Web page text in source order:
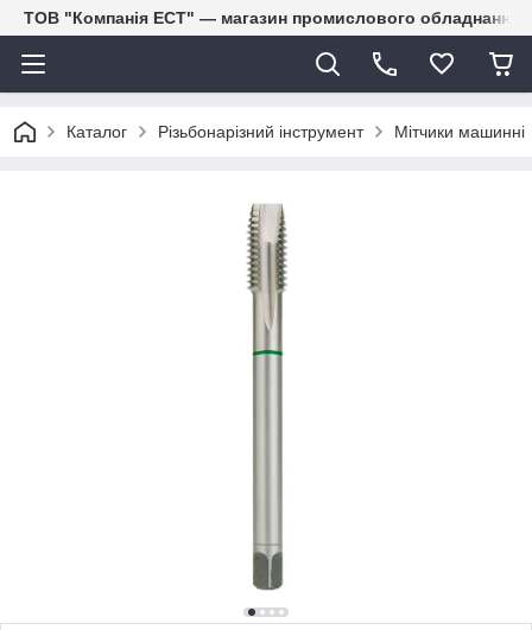
ТОВ "Компанія ЕСТ" — магазин промислового обладнання
Каталог Різьбонарізний інструмент Мітчики машинні